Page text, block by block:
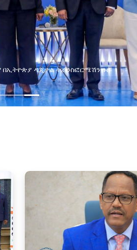
የኢኖቬሽን፣የዲጅታል ኢኮኖሚ እና
የጋራ ግብረሃይል ተቋቋመ